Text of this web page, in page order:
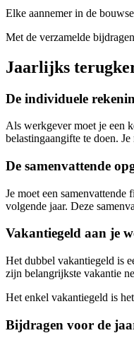
Elke aannemer in de
Met de verzamelde
Jaarlijks
De individuele
Als werkgever moet je een
belastingaangifte te doen.
De samenvattende
Je moet een
volgende jaar. Deze
Vakantiegeld aan je
Het dubbel vakantiegeld is
zijn belangrijkste vakantie
Het enkel vakantiegeld is
Bijdragen voor de